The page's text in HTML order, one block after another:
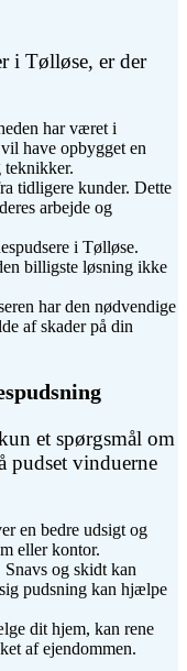
i Tølløse, er der
har været i
have opbygget en
teknikker.
tidligere kunder. Dette
arbejde og
i Tølløse.
billigste løsning ikke
har den nødvendige
af skader på din
et spørgsmål om
pudset vinduerne
en bedre udsigt og
eller kontor.
Snavs og skidt kan
pudsning kan hjælpe
dit hjem, kan rene
af ejendommen.